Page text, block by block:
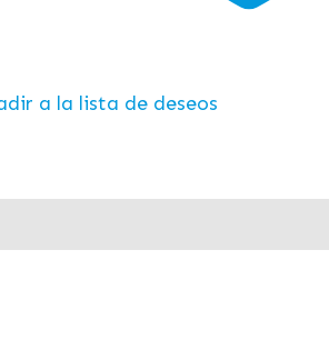
a la lista de deseos